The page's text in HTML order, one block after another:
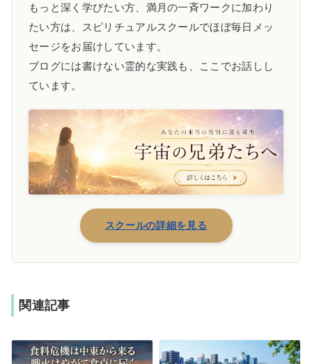
もっと深く学びたい方、満月の一斉ワークに加わり
たい方は、スピリチュアルスクールでほぼ毎日メッ
セージをお届けしています。
ブログには書けない霊的な実践も、ここでお話しし
ています。
スクールの詳細を見る
関連記事